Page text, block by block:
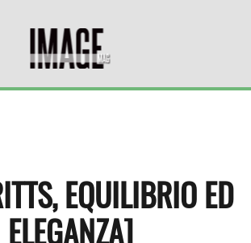
content
EQUILIBRIO ED
ELEGANZA]